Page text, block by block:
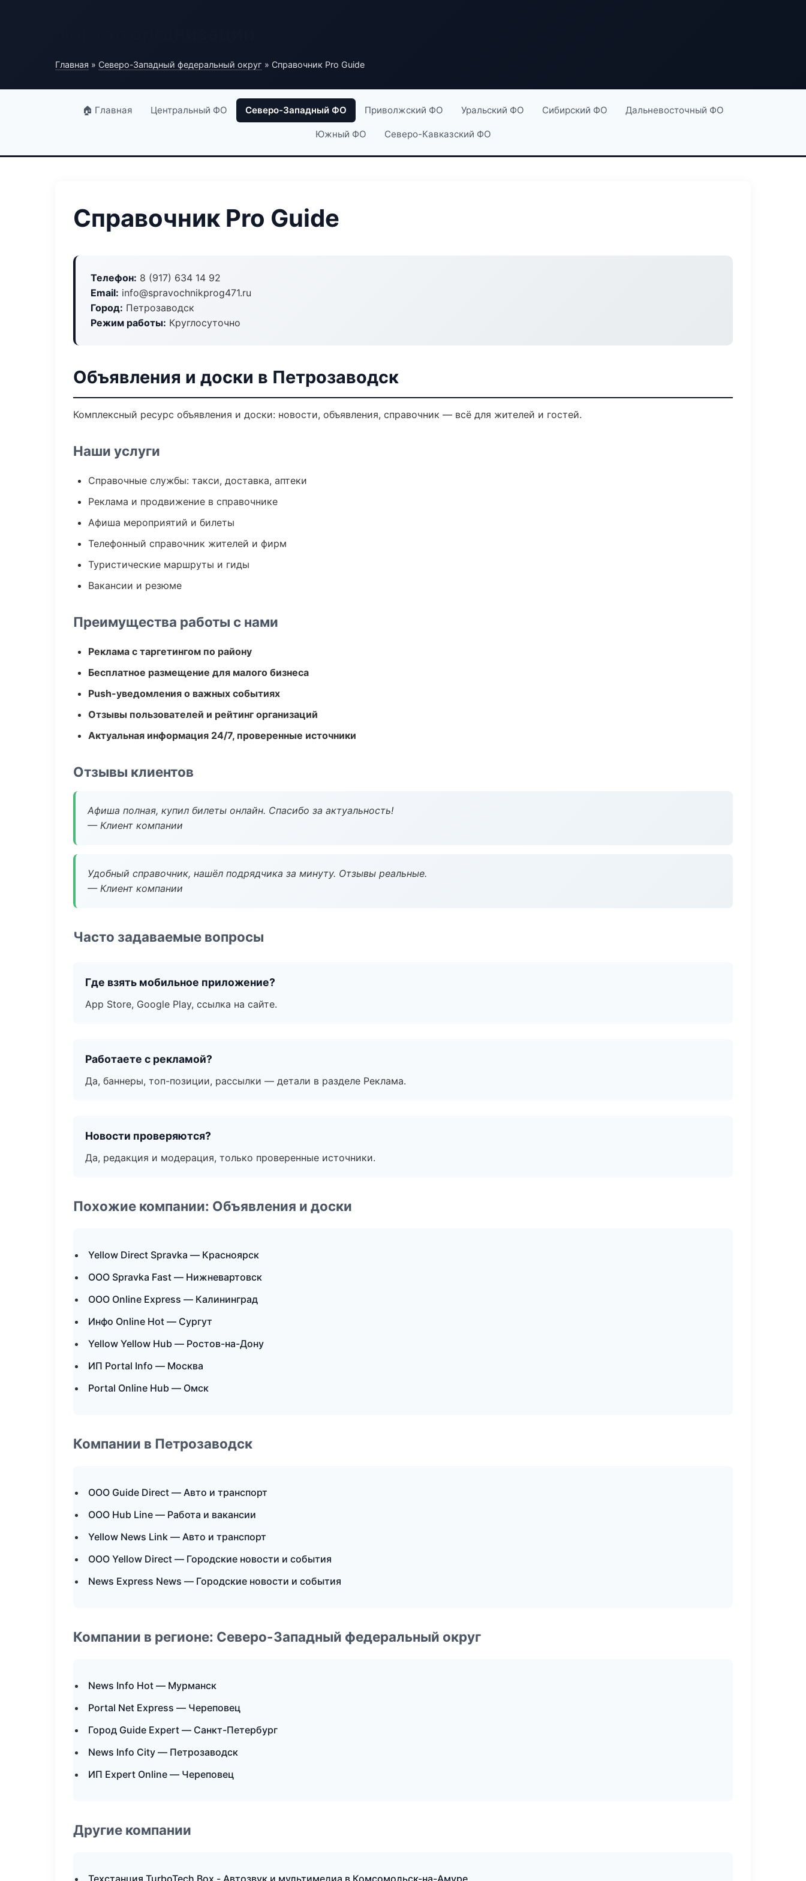
Главная » Северо-Западный федеральный округ » Справочник Pro Guide
🏠 Главная Центральный ФО Северо-Западный ФО Приволжский ФО Уральский ФО Сибирский ФО Дальневосточный ФО
Южный ФО Северо-Кавказский ФО
Справочник Pro Guide
Телефон: 8 (917) 634 14 92
Email: info@spravochnikprog471.ru
Город: Петрозаводск
Режим работы: Круглосуточно
Объявления и доски в Петрозаводск
Комплексный ресурс объявления и доски: новости, объявления, справочник — всё для жителей и гостей.
Наши услуги
Справочные службы: такси, доставка, аптеки
Реклама и продвижение в справочнике
Афиша мероприятий и билеты
Телефонный справочник жителей и фирм
Туристические маршруты и гиды
Вакансии и резюме
Преимущества работы с нами
Реклама с таргетингом по району
Бесплатное размещение для малого бизнеса
Push-уведомления о важных событиях
Отзывы пользователей и рейтинг организаций
Актуальная информация 24/7, проверенные источники
Отзывы клиентов
Афиша полная, купил билеты онлайн. Спасибо за актуальность!
— Клиент компании
Удобный справочник, нашёл подрядчика за минуту. Отзывы реальные.
— Клиент компании
Часто задаваемые вопросы
Где взять мобильное приложение?
App Store, Google Play, ссылка на сайте.
Работаете с рекламой?
Да, баннеры, топ-позиции, рассылки — детали в разделе Реклама.
Новости проверяются?
Да, редакция и модерация, только проверенные источники.
Похожие компании: Объявления и доски
Yellow Direct Spravka — Красноярск
ООО Spravka Fast — Нижневартовск
ООО Online Express — Калининград
Инфо Online Hot — Сургут
Yellow Yellow Hub — Ростов-на-Дону
ИП Portal Info — Москва
Portal Online Hub — Омск
Компании в Петрозаводск
ООО Guide Direct — Авто и транспорт
ООО Hub Line — Работа и вакансии
Yellow News Link — Авто и транспорт
ООО Yellow Direct — Городские новости и события
News Express News — Городские новости и события
Компании в регионе: Северо-Западный федеральный округ
News Info Hot — Мурманск
Portal Net Express — Череповец
Город Guide Expert — Санкт-Петербург
News Info City — Петрозаводск
ИП Expert Online — Череповец
Другие компании
Техстанция TurboTech Box - Автозвук и мультимедиа в Комсомольск-на-Амуре